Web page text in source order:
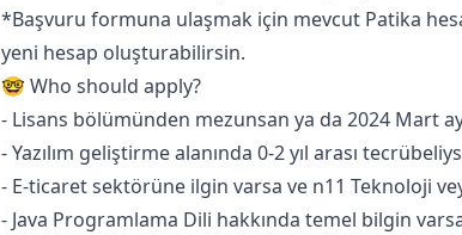
*Başvuru formuna ulaşmak için mevcut Patika
yeni hesap oluşturabilirsin.
🤓 Who should apply?
- Lisans bölümünden mezunsan ya da 2024 Mart
- Yazılım geliştirme alanında 0-2 yıl arası
- E-ticaret sektörüne ilgin varsa ve n11 Teknoloji
- Java Programlama Dili hakkında temel bilgin